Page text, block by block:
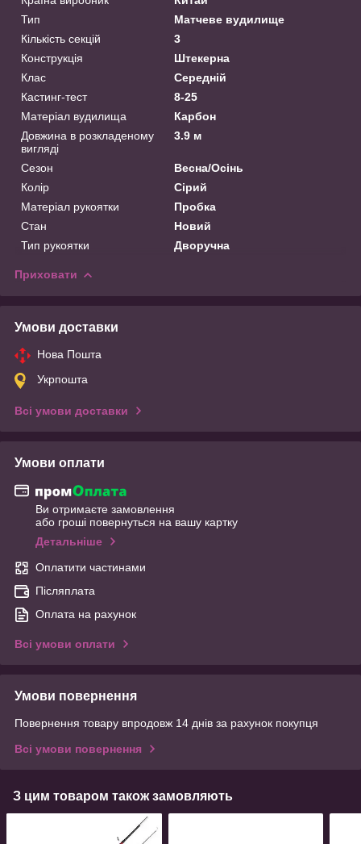
Тип
Матчеве вудилище
Кількість секцій
3
Конструкція
Штекерна
Клас
Середній
Кастинг-тест
8-25
Матеріал вудилища
Карбон
Довжина в розкладеному
вигляді
3.9 м
Сезон
Весна/Осінь
Колір
Сірий
Матеріал рукоятки
Пробка
Стан
Новий
Тип рукоятки
Дворучна
Приховати
Умови доставки
Нова Пошта
Укрпошта
Всі умови доставки
Умови оплати
Ви отримаєте замовлення
або гроші повернуться на вашу картку
Детальніше
Оплатити частинами
Післяплата
Оплата на рахунок
Всі умови оплати
Умови повернення
Повернення товару впродовж 14 днів за рахунок покупця
Всі умови повернення
З цим товаром також замовляють